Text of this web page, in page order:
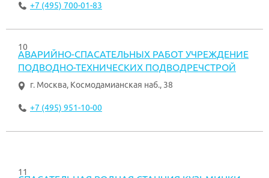
+7 (495) 700-01-83
10
АВАРИЙНО-СПАСАТЕЛЬНЫХ РАБОТ УЧРЕЖДЕНИЕ
ПОДВОДНО-ТЕХНИЧЕСКИХ ПОДВОДРЕЧСТРОЙ
г. Москва, Космодамианская наб., 38
+7 (495) 951-10-00
11